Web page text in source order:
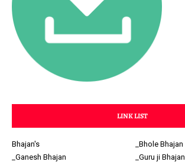
LINK LIST
Bhajan's
_Bhole Bhajan
_Ganesh Bhajan
_Guru ji Bhajan